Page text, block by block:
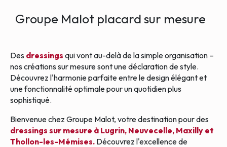
Groupe Malot placard sur mesure
Des dressings qui vont au-delà de la simple organisation –
nos créations sur mesure sont une déclaration de style.
Découvrez l'harmonie parfaite entre le design élégant et
une fonctionnalité optimale pour un quotidien plus
sophistiqué.
Bienvenue chez Groupe Malot, votre destination pour des
dressings sur mesure à Lugrin, Neuvecelle, Maxilly et
Thollon-les-Mémises. Découvrez l'excellence de